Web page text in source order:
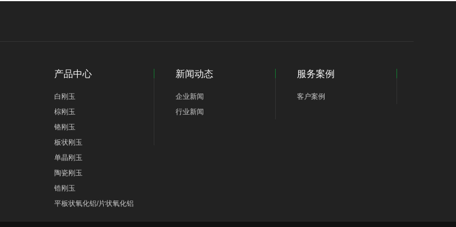
产品中心
白刚玉
棕刚玉
铬刚玉
板状刚玉
单晶刚玉
陶瓷刚玉
锆刚玉
平板状氧化铝/片状氧化铝
新闻动态
企业新闻
行业新闻
服务案例
客户案例